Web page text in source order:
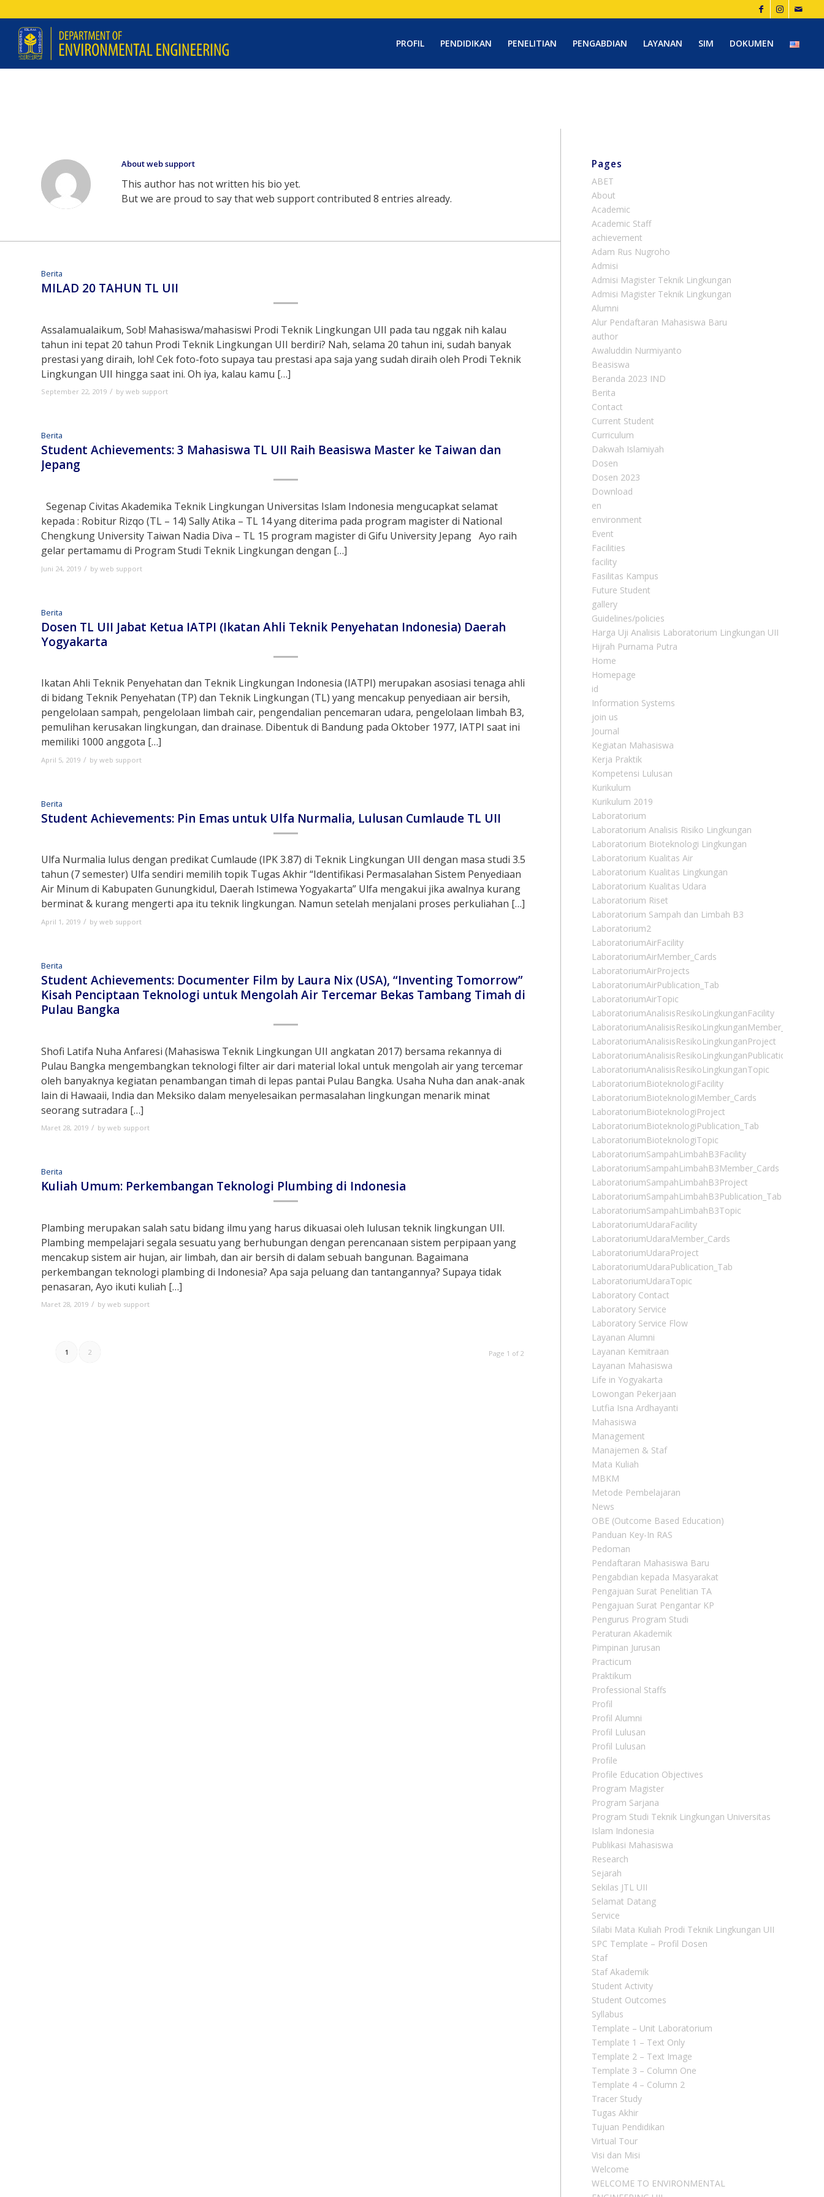
PROFIL PENDIDIKAN PENELITIAN PENGABDIAN LAYANAN SIM DOKUMEN
Aboutweb support
This author has not written his bio yet.
But we are proud to say thatweb supportcontributed 8 entries already.
Berita
MILAD 20 TAHUN TL UII
Assalamualaikum, Sob! Mahasiswa/mahasiswi Prodi Teknik Lingkungan UII pada tau nggak nih kalau
tahun ini tepat 20 tahun Prodi Teknik Lingkungan UII berdiri? Nah, selama 20 tahun ini, sudah banyak
prestasi yang diraih, loh! Cek foto-foto supaya tau prestasi apa saja yang sudah diraih oleh Prodi Teknik
Lingkungan UII hingga saat ini. Oh iya, kalau kamu […]
September 22, 2019 / by web support
Berita
Student Achievements: 3 Mahasiswa TL UII Raih Beasiswa Master ke Taiwan dan
Jepang
Segenap Civitas Akademika Teknik Lingkungan Universitas Islam Indonesia mengucapkat selamat
kepada : Robitur Rizqo (TL – 14) Sally Atika – TL 14 yang diterima pada program magister di National
Chengkung University Taiwan Nadia Diva – TL 15 program magister di Gifu University Jepang Ayo raih
gelar pertamamu di Program Studi Teknik Lingkungan dengan […]
Juni 24, 2019 / by web support
Berita
Dosen TL UII Jabat Ketua IATPI (Ikatan Ahli Teknik Penyehatan Indonesia) Daerah
Yogyakarta
Ikatan Ahli Teknik Penyehatan dan Teknik Lingkungan Indonesia (IATPI) merupakan asosiasi tenaga ahli
di bidang Teknik Penyehatan (TP) dan Teknik Lingkungan (TL) yang mencakup penyediaan air bersih,
pengelolaan sampah, pengelolaan limbah cair, pengendalian pencemaran udara, pengelolaan limbah B3,
pemulihan kerusakan lingkungan, dan drainase. Dibentuk di Bandung pada Oktober 1977, IATPI saat ini
memiliki 1000 anggota […]
April 5, 2019 / by web support
Berita
Student Achievements: Pin Emas untuk Ulfa Nurmalia, Lulusan Cumlaude TL UII
Ulfa Nurmalia lulus dengan predikat Cumlaude (IPK 3.87) di Teknik Lingkungan UII dengan masa studi 3.5
tahun (7 semester) Ulfa sendiri memilih topik Tugas Akhir “Identifikasi Permasalahan Sistem Penyediaan
Air Minum di Kabupaten Gunungkidul, Daerah Istimewa Yogyakarta” Ulfa mengakui jika awalnya kurang
berminat & kurang mengerti apa itu teknik lingkungan. Namun setelah menjalani proses perkuliahan […]
April 1, 2019 / by web support
Berita
Student Achievements: Documenter Film by Laura Nix (USA), “Inventing Tomorrow”
Kisah Penciptaan Teknologi untuk Mengolah Air Tercemar Bekas Tambang Timah di
Pulau Bangka
Shofi Latifa Nuha Anfaresi (Mahasiswa Teknik Lingkungan UII angkatan 2017) bersama rekannya di
Pulau Bangka mengembangkan teknologi filter air dari material lokal untuk mengolah air yang tercemar
oleh banyaknya kegiatan penambangan timah di lepas pantai Pulau Bangka. Usaha Nuha dan anak-anak
lain di Hawaaii, India dan Meksiko dalam menyelesaikan permasalahan lingkungan menarik minat
seorang sutradara […]
Maret 28, 2019 / by web support
Berita
Kuliah Umum: Perkembangan Teknologi Plumbing di Indonesia
Plambing merupakan salah satu bidang ilmu yang harus dikuasai oleh lulusan teknik lingkungan UII.
Plambing mempelajari segala sesuatu yang berhubungan dengan perencanaan sistem perpipaan yang
mencakup sistem air hujan, air limbah, dan air bersih di dalam sebuah bangunan. Bagaimana
perkembangan teknologi plambing di Indonesia? Apa saja peluang dan tantangannya? Supaya tidak
penasaran, Ayo ikuti kuliah […]
Maret 28, 2019 / by web support
Page 1 of 2
1 2
Pages
ABET
About
Academic
Academic Staff
achievement
Adam Rus Nugroho
Admisi
Admisi Magister Teknik Lingkungan
Admisi Magister Teknik Lingkungan
Alumni
Alur Pendaftaran Mahasiswa Baru
author
Awaluddin Nurmiyanto
Beasiswa
Beranda 2023 IND
Berita
Contact
Current Student
Curriculum
Dakwah Islamiyah
Dosen
Dosen 2023
Download
en
environment
Event
Facilities
facility
Fasilitas Kampus
Future Student
gallery
Guidelines/policies
Harga Uji Analisis Laboratorium Lingkungan UII
Hijrah Purnama Putra
Home
Homepage
id
Information Systems
join us
Journal
Kegiatan Mahasiswa
Kerja Praktik
Kompetensi Lulusan
Kurikulum
Kurikulum 2019
Laboratorium
Laboratorium Analisis Risiko Lingkungan
Laboratorium Bioteknologi Lingkungan
Laboratorium Kualitas Air
Laboratorium Kualitas Lingkungan
Laboratorium Kualitas Udara
Laboratorium Riset
Laboratorium Sampah dan Limbah B3
Laboratorium2
LaboratoriumAirFacility
LaboratoriumAirMember_Cards
LaboratoriumAirProjects
LaboratoriumAirPublication_Tab
LaboratoriumAirTopic
LaboratoriumAnalisisResikoLingkunganFacility
LaboratoriumAnalisisResikoLingkunganMember_Cards
LaboratoriumAnalisisResikoLingkunganProject
LaboratoriumAnalisisResikoLingkunganPublication_Tab
LaboratoriumAnalisisResikoLingkunganTopic
LaboratoriumBioteknologiFacility
LaboratoriumBioteknologiMember_Cards
LaboratoriumBioteknologiProject
LaboratoriumBioteknologiPublication_Tab
LaboratoriumBioteknologiTopic
LaboratoriumSampahLimbahB3Facility
LaboratoriumSampahLimbahB3Member_Cards
LaboratoriumSampahLimbahB3Project
LaboratoriumSampahLimbahB3Publication_Tab
LaboratoriumSampahLimbahB3Topic
LaboratoriumUdaraFacility
LaboratoriumUdaraMember_Cards
LaboratoriumUdaraProject
LaboratoriumUdaraPublication_Tab
LaboratoriumUdaraTopic
Laboratory Contact
Laboratory Service
Laboratory Service Flow
Layanan Alumni
Layanan Kemitraan
Layanan Mahasiswa
Life in Yogyakarta
Lowongan Pekerjaan
Lutfia Isna Ardhayanti
Mahasiswa
Management
Manajemen & Staf
Mata Kuliah
MBKM
Metode Pembelajaran
News
OBE (Outcome Based Education)
Panduan Key-In RAS
Pedoman
Pendaftaran Mahasiswa Baru
Pengabdian kepada Masyarakat
Pengajuan Surat Penelitian TA
Pengajuan Surat Pengantar KP
Pengurus Program Studi
Peraturan Akademik
Pimpinan Jurusan
Practicum
Praktikum
Professional Staffs
Profil
Profil Alumni
Profil Lulusan
Profil Lulusan
Profile
Profile Education Objectives
Program Magister
Program Sarjana
Program Studi Teknik Lingkungan Universitas
Islam Indonesia
Publikasi Mahasiswa
Research
Sejarah
Sekilas JTL UII
Selamat Datang
Service
Silabi Mata Kuliah Prodi Teknik Lingkungan UII
SPC Template – Profil Dosen
Staf
Staf Akademik
Student Activity
Student Outcomes
Syllabus
Template – Unit Laboratorium
Template 1 – Text Only
Template 2 – Text Image
Template 3 – Column One
Template 4 – Column 2
Tracer Study
Tugas Akhir
Tujuan Pendidikan
Virtual Tour
Visi dan Misi
Welcome
WELCOME TO ENVIRONMENTAL